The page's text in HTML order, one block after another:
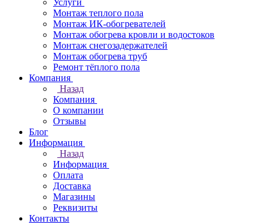
Услуги
Монтаж теплого пола
Монтаж ИК-обогревателей
Монтаж обогрева кровли и водостоков
Монтаж снегозадержателей
Монтаж обогрева труб
Ремонт тёплого пола
Компания
Назад
Компания
О компании
Отзывы
Блог
Информация
Назад
Информация
Оплата
Доставка
Магазины
Реквизиты
Контакты